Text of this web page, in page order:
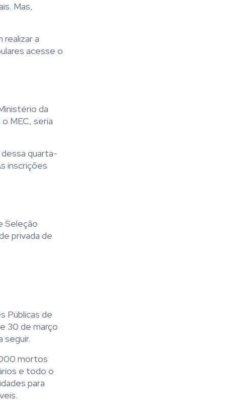
Mas,
a
acesse o
da
MEC, seria
quarta-
inscrições
Seleção
privada de
Públicas de
30 de março
seguir.
mortos
e todo o
para